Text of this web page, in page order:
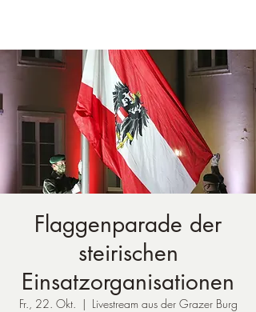
Flaggenparade der
steirischen
Einsatzorganisationen
Fr., 22. Okt.
  |
Livestream aus der Grazer Burg